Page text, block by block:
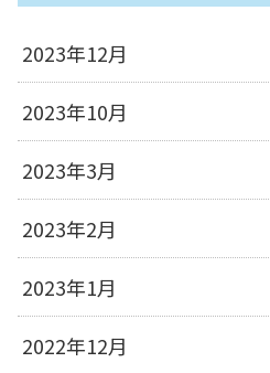
2023年12月
2023年10月
2023年3月
2023年2月
2023年1月
2022年12月